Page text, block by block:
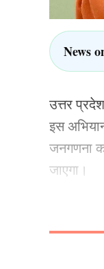
News
उत्तर
इस
जनगणना
जाएगा।